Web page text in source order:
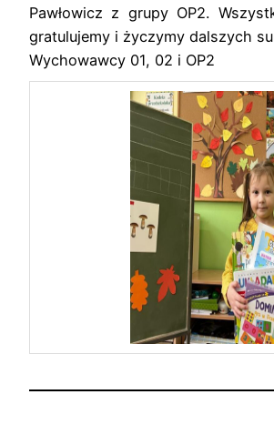
Pawłowicz z grupy OP2.
gratulujemy i życzymy dalszych
Wychowawcy 01, 02 i OP2